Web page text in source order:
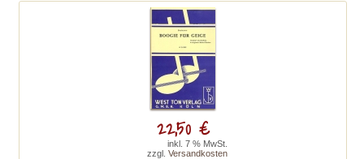
22,50 €
inkl. 7 % MwSt.
zzgl. Versandkosten